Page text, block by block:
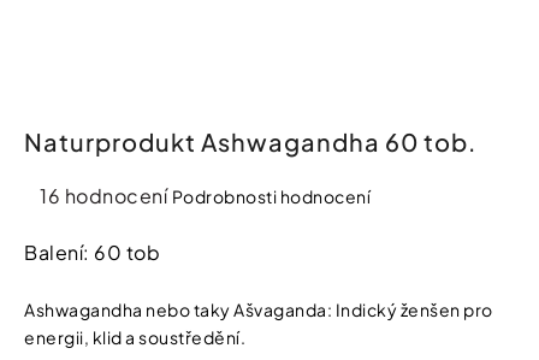
Zdravotnické
o
děti
Průměrné
produktu
5,0
z
16 hodnocení Podrobnosti hodnocení
Naturprodukt Ashwagandha 60 tob.
Balení: 60 tob
Ashwagandha nebo taky Ašvaganda: Indický ženšen pro
energii, klid a soustředění.
HLEDAT
o
p